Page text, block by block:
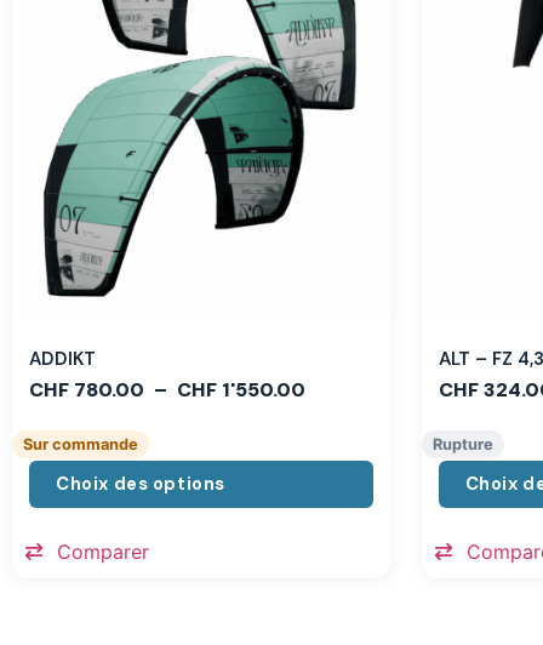
ADDIKT
CHF 780.00 – CHF 1'550.00
Sur commande
Choix des options
Comparer
ALT – FZ
CHF
Rupture
Choix